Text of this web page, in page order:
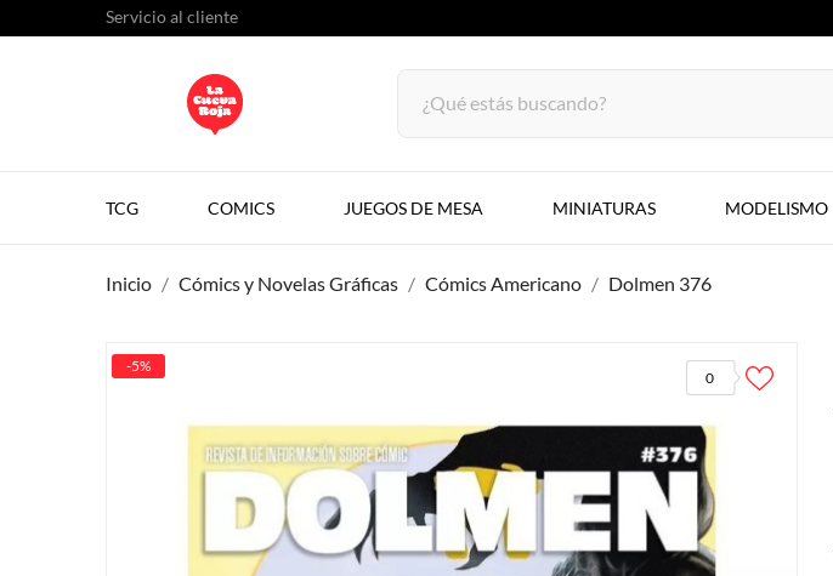
Servicio al cliente
TCG COMICS JUEGOS DE MESA MINIATURAS MODELISMO
Inicio Cómics y Novelas Gráficas Cómics Americano Dolmen 376
0
-5%